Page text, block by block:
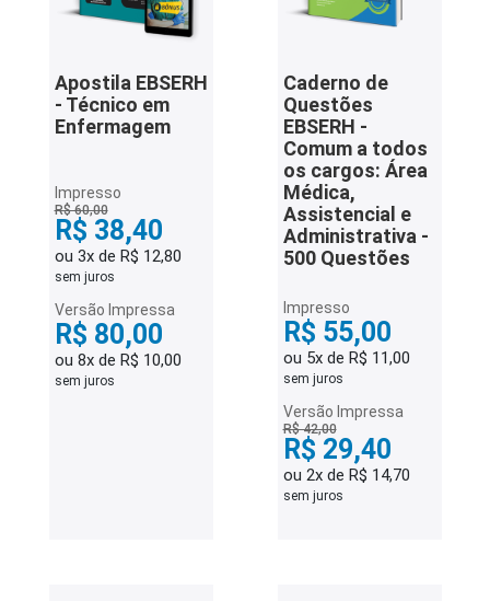
Apostila EBSERH
- Técnico em
Enfermagem
Impresso
R$ 60,00
R$ 38,40
ou 3x de R$ 12,80
sem juros
Versão Impressa
R$ 80,00
ou 8x de R$ 10,00
sem juros
Caderno de
Questões
EBSERH -
Comum a todos
os cargos: Área
Médica,
Assistencial e
Administrativa -
500 Questões
Impresso
R$ 55,00
ou 5x de R$ 11,00
sem juros
Versão Impressa
R$ 42,00
R$ 29,40
ou 2x de R$ 14,70
sem juros